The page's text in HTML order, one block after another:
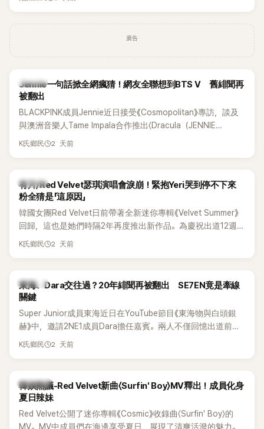
廣告
K-POP
Jennie一句話掀全網瘋猜！網友全聯想到BTS V 舊緋聞再
被翻出
BLACKPINK成員Jennie近日接受《Cosmopolitan》專訪，談及
與澳洲音樂人Tame Impala合作推出〈Dracula（JENNIE
Remix）〉的幕後故事，沒想到她一句關於「共同朋友」的回答，
K氏鄉民 2 天前
K-POP
有片/Red Velvet瑟琪演唱會淚崩！緊抱Yeri哭到停不下來
粉全猜是「這原因」
韓國女團Red Velvet日前帶著全新迷你專輯《Velvet Summer》
回歸，這也是她們時隔2年再度推出新作品。為慶祝出道12週
年，五位成員也一連舉辦三場粉絲演唱會，與粉絲共同回顧經
K氏鄉民 2 天前
K-POP
東海、Dara交往過？20年緋聞再被翻出 SE7EN竟是牽線
關鍵
Super Junior成員東海近日在YouTube節目《東海物與白頭銀
赫》中，邀請2NE1成員Dara擔任嘉賓。兩人不僅回憶出道前的
青澀往事，也首度聊起當年鬧得沸沸揚揚的緋聞，讓東海忍不
K氏鄉民 2 天前
熱議討論
韓娛熱議-Red Velvet新曲〈Surfin' Boy〉MV釋出！成員化身
夏日辣妹
Red Velvet公開了迷你專輯《Cosmic》收錄曲〈Surfin' Boy〉的
MV。MV中成員們在海邊享受夏日，展現了清爽活潑的魅力。